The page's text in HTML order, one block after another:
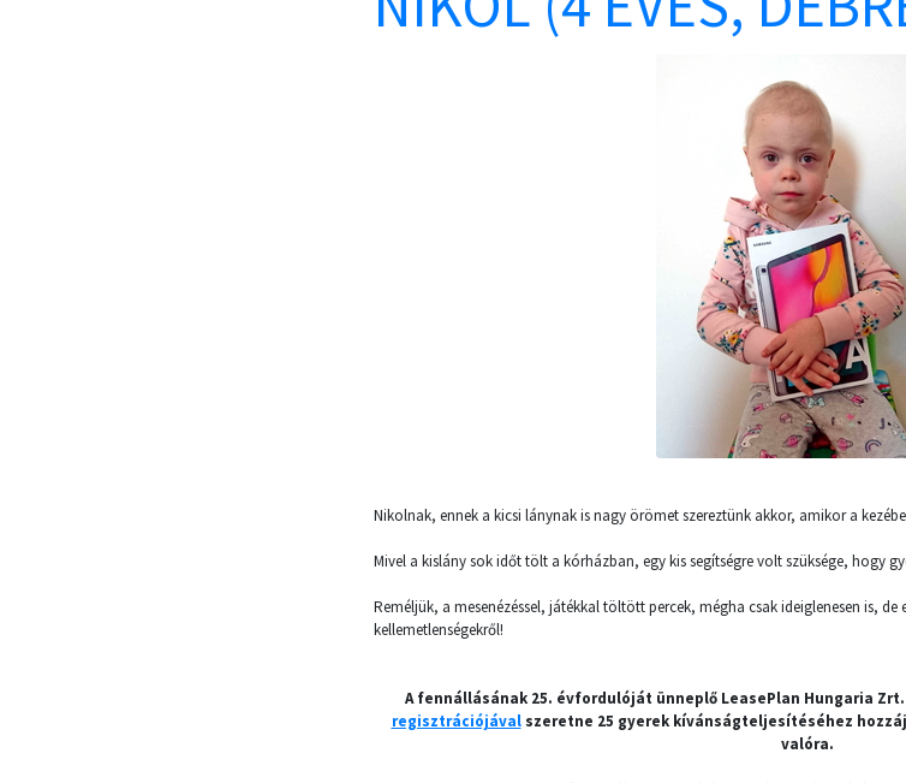
Nikolnak, ennek a kicsi lánynak is nagy örömet szereztünk akkor, amikor a
Mivel a kislány sok időt tölt a kórházban, egy kis segítségre volt szüksége, hogy
Reméljük, a mesenézéssel, játékkal töltött percek, mégha csak ideiglenesen is,
kellemetlenségekről!
A fennállásának 25. évfordulóját ünneplő LeasePlan Hungaria
regisztrációjávalszeretne 25 gyerek kívánságteljesítéséhez
valóra.